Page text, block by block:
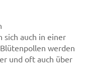
auch in einer
werden
und oft auch über